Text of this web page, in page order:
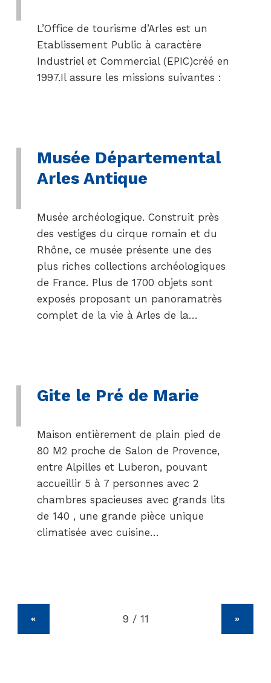
L’Office de tourisme d’Arles est un
Etablissement Public à caractère
Industriel et Commercial (EPIC)créé en
1997.Il assure les missions suivantes :
Musée Départemental
Arles Antique
Musée archéologique. Construit près
des vestiges du cirque romain et du
Rhône, ce musée présente une des
plus riches collections archéologiques
de France. Plus de 1700 objets sont
exposés proposant un panoramatrès
complet de la vie à Arles de la…
Gite le Pré de Marie
Maison entièrement de plain pied de
80 M2 proche de Salon de Provence,
entre Alpilles et Luberon, pouvant
accueillir 5 à 7 personnes avec 2
chambres spacieuses avec grands lits
de 140 , une grande pièce unique
climatisée avec cuisine…
« »